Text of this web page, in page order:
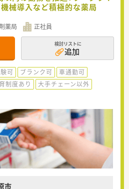
械導入など積極的な薬局
薬局 正社員
検討リストに
追加
可 ブランク可
車通勤可
制度あり
大手チェーン以外
市